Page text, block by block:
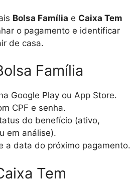
Bolsa Família e Caixa Tem
o pagamento e identificar
de casa.
Família
Google Play ou App Store.
CPF e senha.
do benefício (ativo,
em análise).
a data do próximo pagamento.
Tem